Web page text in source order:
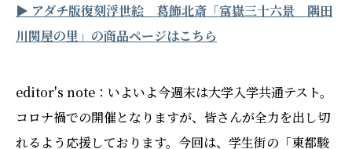
▶︎ アダチ版復刻浮世絵 葛飾北斎「富嶽三十六景 隅田
川関屋の里」の商品ページはこちら
editor's note：いよいよ今週末は大学入学共通テスト。
コロナ禍での開催となりますが、皆さんが全力を出し切
れるよう応援しております。今回は、学生街の「東都駿